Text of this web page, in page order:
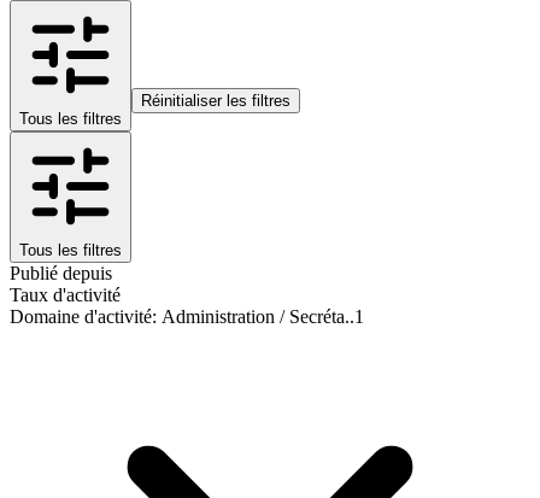
Tous les filtres
Réinitialiser les filtres
Tous les filtres
Publié depuis
Taux d'activité
Domaine d'activité: Administration / Secréta..1